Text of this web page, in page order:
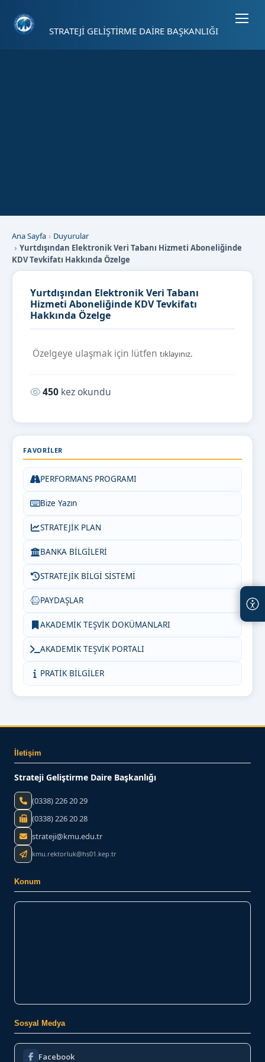
STRATEJİ GELİŞTİRME DAİRE BAŞKANLIĞI
Ana Sayfa
Duyurular
Yurtdışından Elektronik Veri Tabanı Hizmeti Aboneliğinde
KDV Tevkifatı Hakkında Özelge
Yurtdışından Elektronik Veri Tabanı
Hizmeti Aboneliğinde KDV Tevkifatı
Hakkında Özelge
Özelgeye ulaşmak için lütfen tıklayınız.
Okunma sayısı:
450 kez okundu
FAVORILER
PERFORMANS PROGRAMI
Bize Yazın
STRATEJİK PLAN
BANKA BİLGİLERİ
STRATEJİK BİLGİ SİSTEMİ
PAYDAŞLAR
AKADEMİK TEŞVİK DOKÜMANLARI
AKADEMİK TEŞVİK PORTALI
PRATİK BİLGİLER
İletişim
Strateji Geliştirme Daire Başkanlığı
(0338) 226 20 29
(0338) 226 20 28
strateji@kmu.edu.tr
kmu.rektorluk@hs01.kep.tr
Konum
Sosyal Medya
Facebook